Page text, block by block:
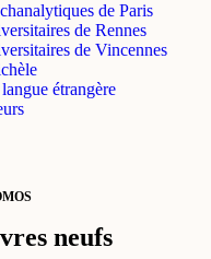
de Paris
de Rennes
de Vincennes
étrangère
neufs